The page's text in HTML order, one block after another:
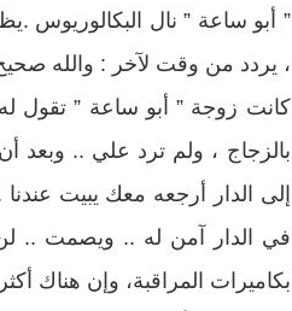
” أبو ساعة ” نال البكالوريوس
، يردد من وقت لآخر : والله
كانت زوجة ” أبو ساعة ” تقول
بالزجاج ، ولم ترد علي .. وبعد
إلى الدار أرجعه معك يبيت
في الدار آمن له .. ويصمت ..
بكاميرات المراقبة، وإن هناك